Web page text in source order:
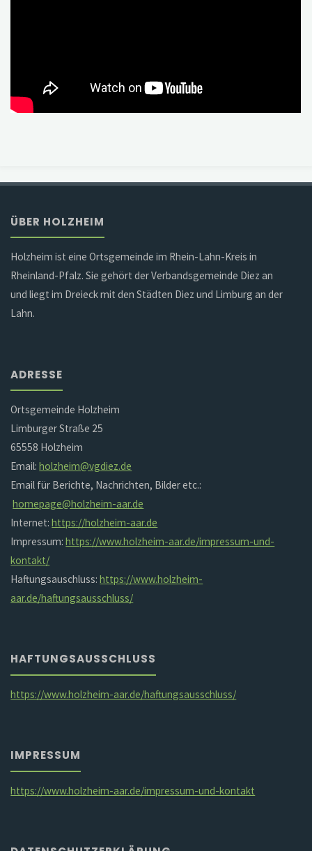
ÜBER HOLZHEIM
Holzheim ist eine Ortsgemeinde im Rhein-Lahn-Kreis in
Rheinland-Pfalz. Sie gehört der Verbandsgemeinde Diez an
und liegt im Dreieck mit den Städten Diez und Limburg an der
Lahn.
ADRESSE
Ortsgemeinde Holzheim
Limburger Straße 25
65558 Holzheim
Email:holzheim@vgdiez.de
Email für Berichte, Nachrichten, Bilder etc.:
homepage@holzheim-aar.de
Internet:https://holzheim-aar.de
Impressum:https://www.holzheim-aar.de/impressum-und-
kontakt/
Haftungsauschluss:https://www.holzheim-
aar.de/haftungsausschluss/
HAFTUNGSAUSSCHLUSS
https://www.holzheim-aar.de/haftungsausschluss/
IMPRESSUM
https://www.holzheim-aar.de/impressum-und-kontakt